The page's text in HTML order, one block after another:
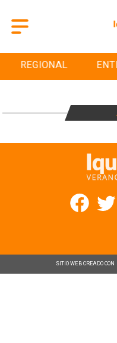
REGIONAL
SITIO WEB CREADO